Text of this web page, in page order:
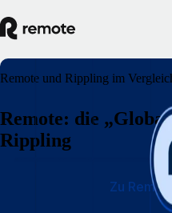
Remote und Rippling im
Remote: die
Rippling
Zu